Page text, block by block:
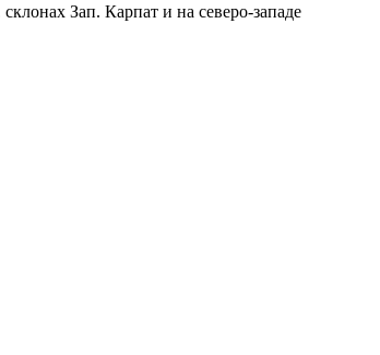
Зап. Карпат и на северо-западе